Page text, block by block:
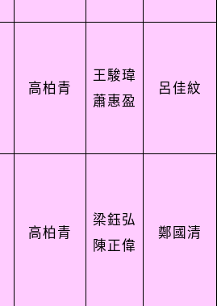
高柏青
王駿瑋
蕭惠盈
呂佳紋
高柏青
梁鈺弘
陳正偉
鄭國清